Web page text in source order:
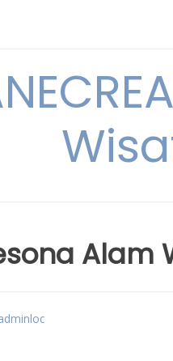
Alam